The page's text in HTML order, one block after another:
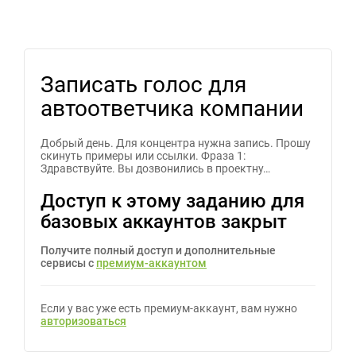
Записать голос для
автоответчика компании
Добрый день. Для концентра нужна запись. Прошу
скинуть примеры или ссылки. Фраза 1:
Здравствуйте. Вы дозвонились в проектну…
Доступ к этому заданию для
базовых аккаунтов закрыт
Получите полный доступ и дополнительные
сервисы с премиум-аккаунтом
Если у вас уже есть премиум-аккаунт, вам нужно
авторизоваться